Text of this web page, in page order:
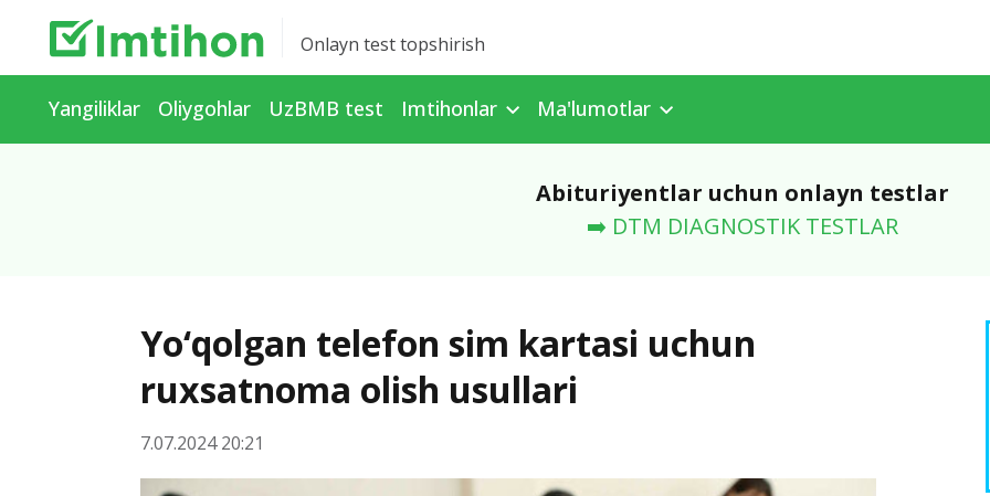
Onlayn test topshirish
Yangiliklar Oliygohlar UzBMB test Imtihonlar Ma'lumotlar
Abituriyentlar uchun onlayn testlar
➡️ DTM DIAGNOSTIK TESTLAR
Yo‘qolgan telefon sim kartasi uchun
ruxsatnoma olish usullari
7.07.2024 20:21